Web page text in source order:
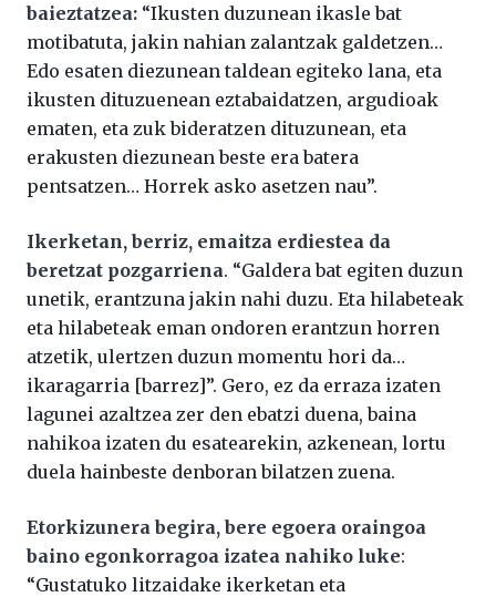
baieztatzea: “Ikusten duzunean ikasle bat
motibatuta, jakin nahian zalantzak galdetzen…
Edo esaten diezunean taldean egiteko lana, eta
ikusten dituzuenean eztabaidatzen, argudioak
ematen, eta zuk bideratzen dituzunean, eta
erakusten diezunean beste era batera
pentsatzen… Horrek asko asetzen nau”.
Ikerketan, berriz, emaitza erdiestea da
beretzat pozgarriena. “Galdera bat egiten duzun
unetik, erantzuna jakin nahi duzu. Eta hilabeteak
eta hilabeteak eman ondoren erantzun horren
atzetik, ulertzen duzun momentu hori da…
ikaragarria [barrez]”. Gero, ez da erraza izaten
lagunei azaltzea zer den ebatzi duena, baina
nahikoa izaten du esatearekin, azkenean, lortu
duela hainbeste denboran bilatzen zuena.
Etorkizunera begira, bere egoera oraingoa
baino egonkorragoa izatea nahiko luke:
“Gustatuko litzaidake ikerketan eta